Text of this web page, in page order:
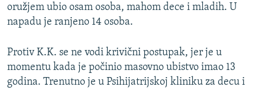
oružjem ubio osam osoba, mahom dece i mladih. U
napadu je ranjeno 14 osoba.
Protiv K.K. se ne vodi krivični postupak, jer je u
momentu kada je počinio masovno ubistvo imao 13
godina. Trenutno je u Psihijatrijskoj kliniku za decu i